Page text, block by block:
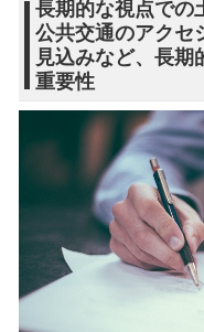
長期的な視点での
公共交通のアクセ
見込みなど、長期
重要性